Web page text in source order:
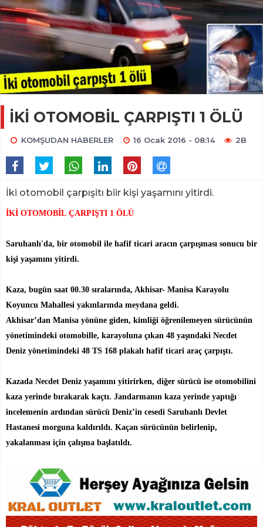
İKİ OTOMOBİL ÇARPIŞTI 1 ÖLÜ
KOMŞUDAN HABERLER 16 Ocak 2016 - 08:14 2B
İki otomobil çarpışitı biir kişi yaşamını yitirdi.
İKİ OTOMOBİL ÇARPIŞTI 1 ÖLÜ
Saruhanlı'da, bir otomobil ile hafif ticari aracın çarpışması sonucu bir
kişi yaşamını yitirdi.
Kaza, bugün saat 00.30 sıralarında, Akhisar- Manisa Karayolu
Koyuncu Mahallesi yakınlarında meydana geldi.
Akhisar’dan Manisa yönüne giden, kimliği öğrenilemeyen sürücünün
yönetimindeki otomobille, karayoluna çıkan 48 yaşındaki Necdet
Deniz yönetimindeki 48 TS 168 plakalı hafif ticari araç çarpıştı.
Kazada Necdet Deniz yaşamını yitirirken, diğer sürücü ise otomobilini
kaza yerinde bırakarak kaçtı. Jandarmanın kaza yerinde yaptığı
incelemenin ardından sürücü Deniz’in cesedi Saruhanlı Devlet
Hastanesi morguna kaldırıldı. Kaçan sürücünün belirlenip,
yakalanması için çalışma başlatıldı.